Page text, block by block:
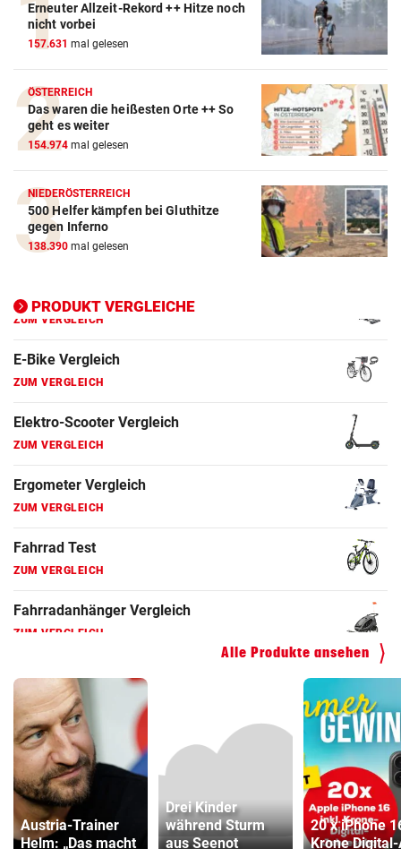
Erneuter Allzeit-Rekord ++ Hitze noch
nicht vorbei
157.631 mal gelesen
ÖSTERREICH
Das waren die heißesten Orte ++ So
geht es weiter
154.974 mal gelesen
NIEDERÖSTERREICH
500 Helfer kämpfen bei Gluthitze
gegen Inferno
138.390 mal gelesen
PRODUKT VERGLEICHE
Action-Cam Vergleich
ZUM VERGLEICH
Crosstrainer Vergleich
ZUM VERGLEICH
E-Bike Vergleich
ZUM VERGLEICH
Elektro-Scooter Vergleich
ZUM VERGLEICH
ZUM VERGLEICH
Fahrrad Test
ZUM VERGLEICH
Fahrradanhänger Vergleich
ZUM VERGLEICH
Faszienrolle Vergleich
ZUM VERGLEICH
Hoverboard Vergleich
ZUM VERGLEICH
Kinderfahrrad Vergleich
ZUM VERGLEICH
Alle Produkte ansehen
Austria-Trainer
Helm: „Das macht
Drei Kinder
während Sturm
aus Seenot
20 x iPhone
Krone